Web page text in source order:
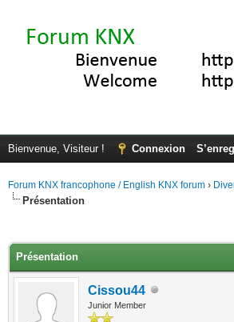
Bienvenue, Visiteur ! Connexion
Forum KNX francophone / English KNX forum ›
Présentation
Présentation
Cissou44
Junior Member